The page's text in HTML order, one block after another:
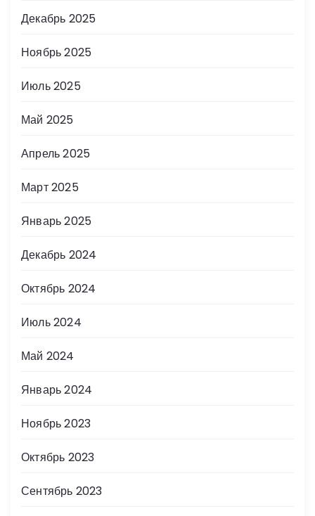
Декабрь 2025
Ноябрь 2025
Июль 2025
Май 2025
Апрель 2025
Март 2025
Январь 2025
Декабрь 2024
Октябрь 2024
Июль 2024
Май 2024
Январь 2024
Ноябрь 2023
Октябрь 2023
Сентябрь 2023